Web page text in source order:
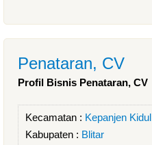
Penataran, CV
Profil Bisnis Penataran, CV
Kecamatan : Kepanjen Kidul
Kabupaten : Blitar